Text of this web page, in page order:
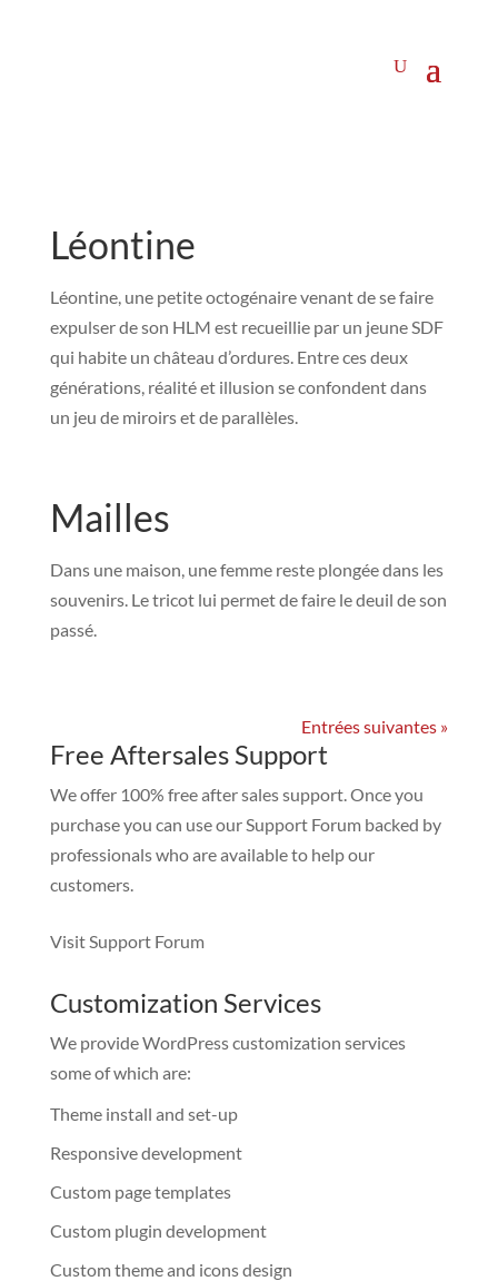
Léontine
Léontine, une petite octogénaire venant de se faire
expulser de son HLM est recueillie par un jeune SDF
qui habite un château d’ordures. Entre ces deux
générations, réalité et illusion se confondent dans
un jeu de miroirs et de parallèles.
Mailles
Dans une maison, une femme reste plongée dans les
souvenirs. Le tricot lui permet de faire le deuil de son
passé.
Entrées suivantes »
Free Aftersales Support
We offer 100% free after sales support. Once you
purchase you can use ourSupport Forumbacked by
professionals who are available to help our
customers.
Visit Support Forum
Customization Services
We provide WordPress customization services
some of which are:
Theme install and set-up
Responsive development
Custom page templates
Custom plugin development
Custom theme and icons design